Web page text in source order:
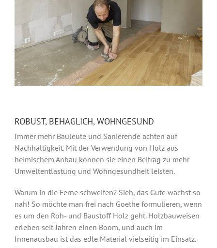
ROBUST, BEHAGLICH, WOHNGESUND
Immer mehr Bauleute und Sanierende achten auf
Nachhaltigkeit. Mit der Verwendung von Holz aus
heimischem Anbau können sie einen Beitrag zu mehr
Umweltentlastung und Wohngesundheit leisten.
Warum in die Ferne schweifen? Sieh, das Gute wächst so
nah! So möchte man frei nach Goethe formulieren, wenn
es um den Roh- und Baustoff Holz geht. Holzbauweisen
erleben seit Jahren einen Boom, und auch im
Innenausbau ist das edle Material vielseitig im Einsatz.